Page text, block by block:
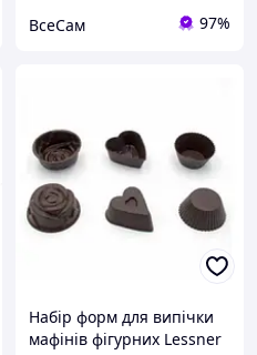
ВсеСам 97%
Набір форм для випічки
мафінів фігурних Lessner